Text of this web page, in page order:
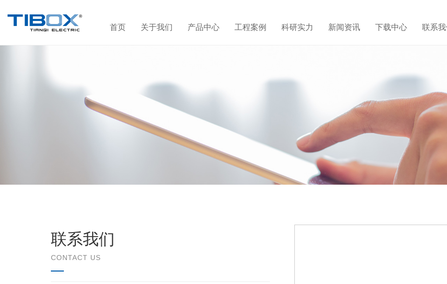
首页 关于我们 产品中心 工程案例 科研实力 新闻资讯 下载中心 联系
联系我们
CONTACT US